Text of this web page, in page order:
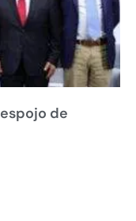
de